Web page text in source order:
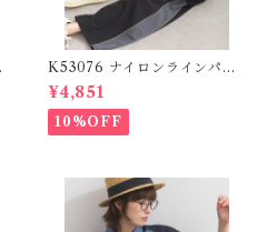
K53076 ナイロンラインパン
ツ / Nylon Line Pants (残り
わずか)
¥4,851
10%OFF